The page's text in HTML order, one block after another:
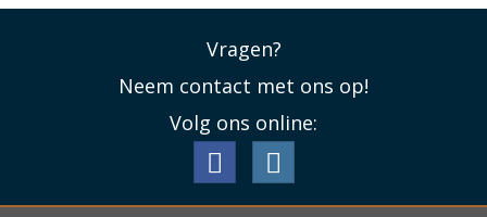
Lees minder
Vragen?
Neem contact met ons op!
Volg ons online: